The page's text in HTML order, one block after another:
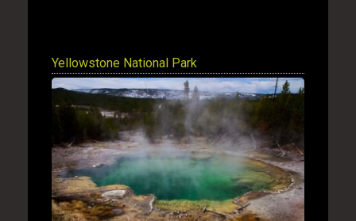
Yellowstone National Park